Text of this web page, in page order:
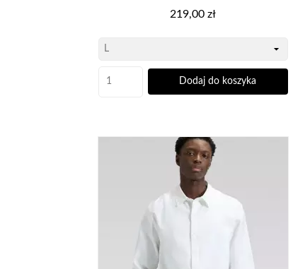
Cena
219,00 zł
Dodaj do koszyka